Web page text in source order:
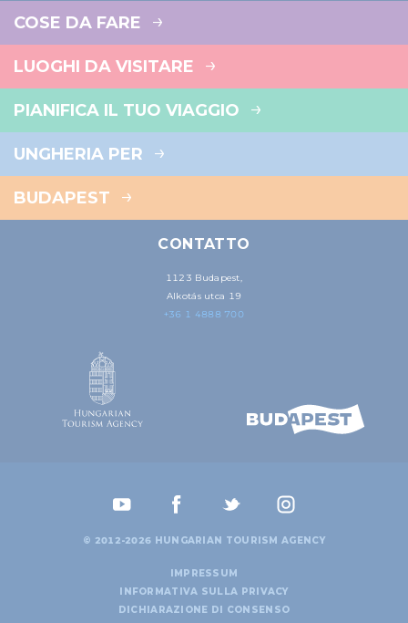
COSE DA FARE
LUOGHI DA VISITARE
PIANIFICA IL TUO VIAGGIO
UNGHERIA PER
BUDAPEST
CONTATTO
1123 Budapest,
Alkotás utca 19
+36 1 4888 700
© 2012-2026 HUNGARIAN TOURISM AGENCY
IMPRESSUM
INFORMATIVA SULLA PRIVACY
DICHIARAZIONE DI CONSENSO